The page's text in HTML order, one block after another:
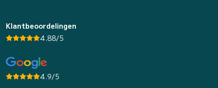
Klantbeoordelingen
4.88/5
4.9/5